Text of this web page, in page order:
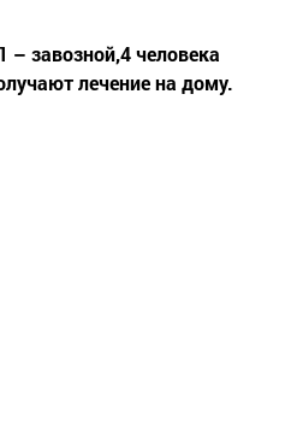
– завозной,4 человека
лечение на дому.